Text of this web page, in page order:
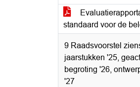
standaard voor de
9 Raadsvoorstel
jaarstukken '25,
begroting '26,
'27